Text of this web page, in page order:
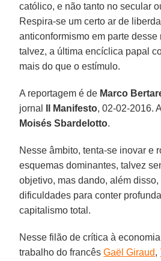
católico, e não tanto no secular
Respira-se um certo ar de
anticonformismo em parte desse
talvez, a última encíclica papal
mais do que o estímulo.
A reportagem é de Marco
jornal
Il Manifesto, 02-02-2016.
Moisés Sbardelotto.
Nesse âmbito, tenta-se inovar e
esquemas dominantes, talvez
objetivo, mas dando, além
dificuldades para conter
capitalismo total.
Nesse filão de crítica à
trabalho do francêsGaël Giraud,